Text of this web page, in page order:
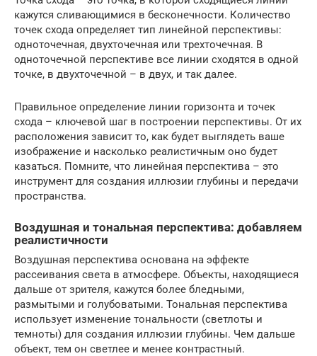
кажутся сливающимися в бесконечности. Количество
точек схода определяет тип линейной перспективы:
одноточечная, двухточечная или трехточечная. В
одноточечной перспективе все линии сходятся в одной
точке, в двухточечной – в двух, и так далее.
Правильное определение линии горизонта и точек
схода – ключевой шаг в построении перспективы. От их
расположения зависит то, как будет выглядеть ваше
изображение и насколько реалистичным оно будет
казаться. Помните, что линейная перспектива – это
инструмент для создания иллюзии глубины и передачи
пространства.
Воздушная и тональная перспектива: добавляем
реалистичности
Воздушная перспектива основана на эффекте
рассеивания света в атмосфере. Объекты, находящиеся
дальше от зрителя, кажутся более бледными,
размытыми и голубоватыми. Тональная перспектива
использует изменение тональности (светлоты и
темноты) для создания иллюзии глубины. Чем дальше
объект, тем он светлее и менее контрастный.